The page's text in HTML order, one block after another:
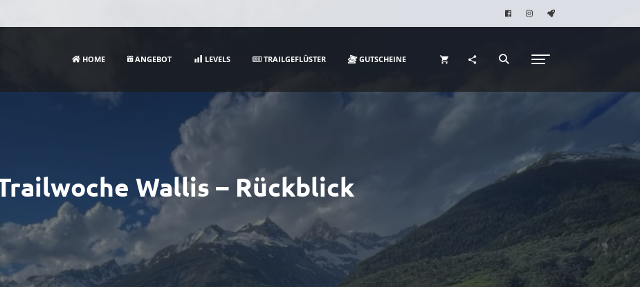
HOME ANGEBOT LEVELS TRAILGEFLÜSTER GUTSCHEINE
Wallis – Rückblick